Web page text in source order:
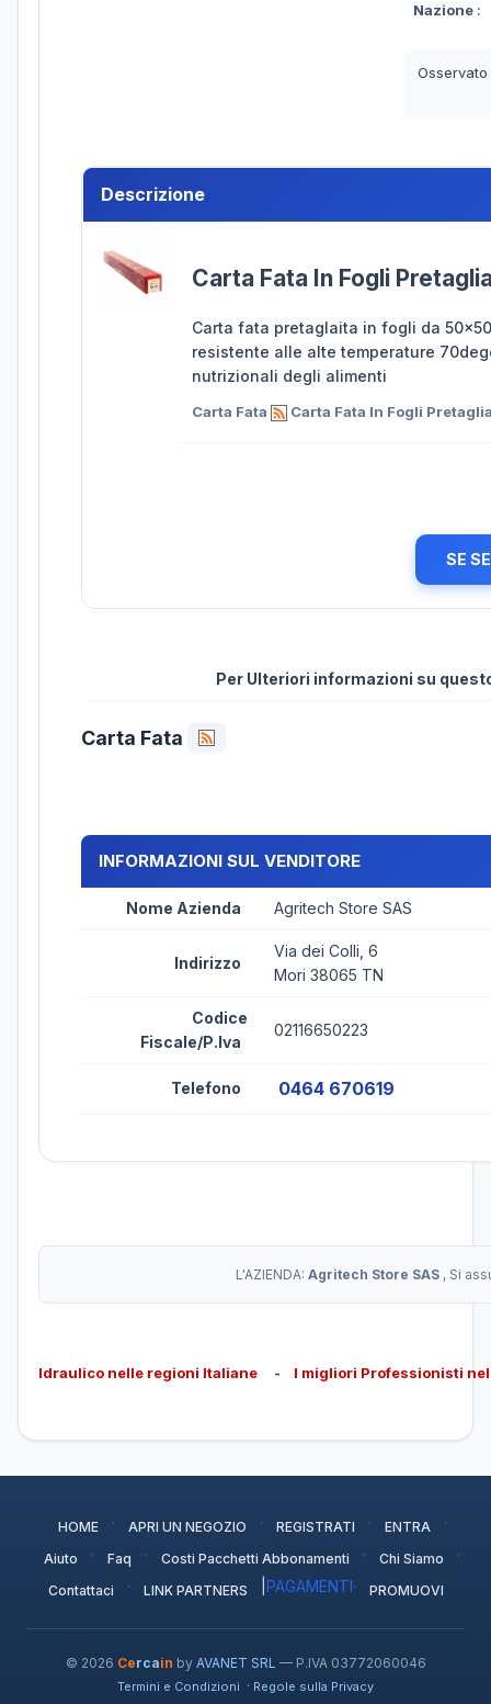
Nazione :
Descrizione
Carta Fata In Fogli
Carta fata pretaglaita in fogli da
resistente alle alte temperature
nutrizionali degli alimenti
Carta Fata Carta Fata In Fogli
SE
Per Ulteriori informazioni su
Carta Fata
INFORMAZIONI SUL VENDITORE
Nome Azienda Agritech Store SAS
Indirizzo
Via dei Colli, 6
Mori 38065 TN
Codice
Fiscale/P.Iva
02116650223
Telefono 0464 670619
L'AZIENDA: Agritech Store SAS , Si
Idraulico nelle regioni Italiane - I migliori Professionisti
HOME · APRI UN NEGOZIO · REGISTRATI · ENTRA ·
Aiuto · Faq · Costi Pacchetti Abbonamenti · Chi Siamo ·
Contattaci · LINK PARTNERS PAGAMENTI· PROMUOVI
© 2026 Cercain by AVANET SRL — P.IVA 03772060046
Termini e Condizioni · Regole sulla Privacy